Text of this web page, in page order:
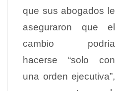
que sus abogados le
aseguraron que el
cambio podría
hacerse “solo con
una orden ejecutiva”,